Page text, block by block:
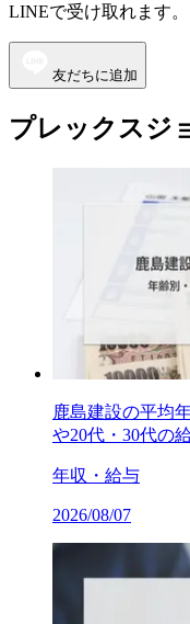
LINEで受け取れます。
友だちに追加
プレックスジ
鹿島建設の平均
や20代・30代の
年収・給与
2026/08/07